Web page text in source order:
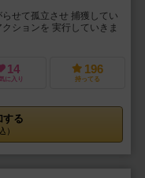
せて孤立させ 捕獲してい
ションを 実行していきま
14
に入り
196
持ってる
する
）